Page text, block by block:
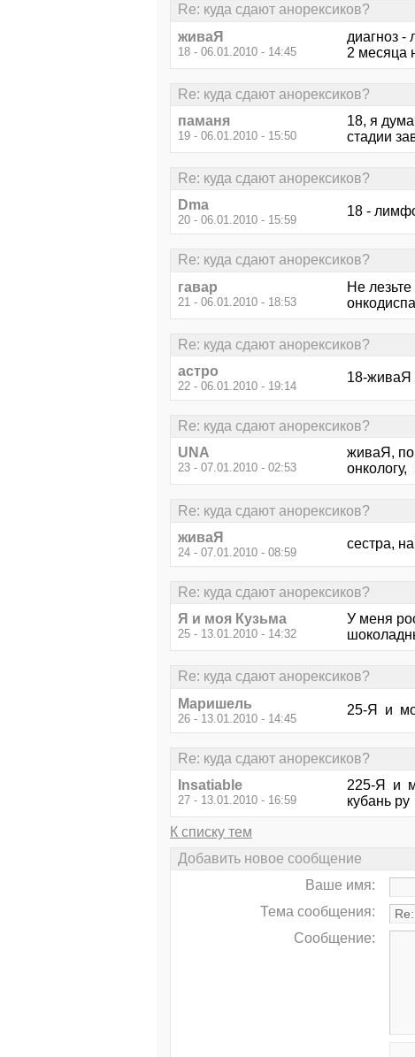
Re: куда сдают анорексиков?
живаЯ
18 - 06.01.2010 - 14:45
диагноз
2 месяца
Re: куда сдают анорексиков?
паманя
19 - 06.01.2010 - 15:50
18, я
стадии
Re: куда сдают анорексиков?
Dma
20 - 06.01.2010 - 15:59
18 -
Re: куда сдают анорексиков?
гавар
21 - 06.01.2010 - 18:53
Не
Re: куда сдают анорексиков?
астро
22 - 06.01.2010 - 19:14
18-живаЯ
Re: куда сдают анорексиков?
UNA
23 - 07.01.2010 - 02:53
живаЯ, по
онкологу,
Re: куда сдают анорексиков?
живаЯ
24 - 07.01.2010 - 08:59
сестра,
Re: куда сдают анорексиков?
Я и моя Кузьма
25 - 13.01.2010 - 14:32
У меня
Re: куда сдают анорексиков?
Маришель
26 - 13.01.2010 - 14:45
25-Я и
Re: куда сдают анорексиков?
Insatiable
27 - 13.01.2010 - 16:59
225-Я и
кубань ру
К списку тем
Добавить новое сообщение
Ваше имя:
Тема сообщения:
Сообщение: